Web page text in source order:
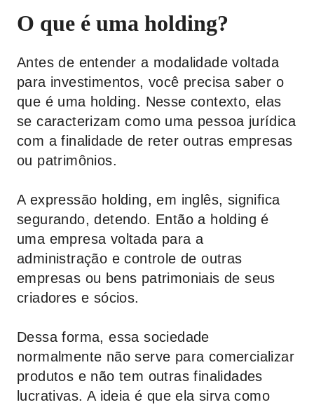
O que é uma holding?
Antes de entender a modalidade voltada
para investimentos, você precisa saber o
que é uma holding. Nesse contexto, elas
se caracterizam como uma pessoa jurídica
com a finalidade de reter outras empresas
ou patrimônios.
A expressão holding, em inglês, significa
segurando, detendo. Então a holding é
uma empresa voltada para a
administração e controle de outras
empresas ou bens patrimoniais de seus
criadores e sócios.
Dessa forma, essa sociedade
normalmente não serve para comercializar
produtos e não tem outras finalidades
lucrativas. A ideia é que ela sirva como